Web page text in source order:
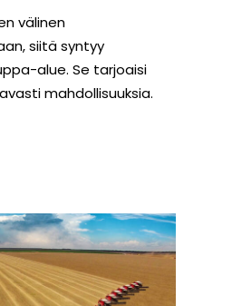
välinen
siitä syntyy
alue. Se tarjoaisi
mahdollisuuksia.